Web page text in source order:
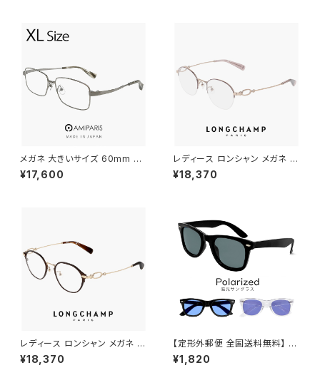
スメ] clicreaders euro
メガネ 大きいサイズ 60mm nt
-6002-15 日本製 AMIPARIS
メンズ 眼鏡 XLサイズ ビッグ フ
¥17,600
レディース ロンシャン メガネ lo
2549lbj-773 46mm longch
amp 眼鏡 かわいい おしゃれ
ミーレンズ発送
¥18,370
レディース ロンシャン メガネ lo
2548lbj-200 47mm longch
amp 眼鏡 かわいい おしゃれ
¥18,370
【定形外郵便 全国送料無料】 g
c355 メンズ 偏光サングラス 偏
光 レンズ サングラス UVカット
¥1,820